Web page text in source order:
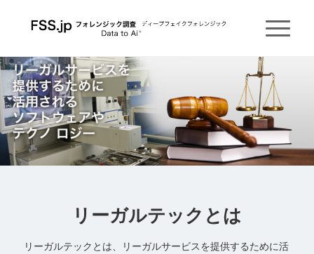
リーガルテックとは
リーガルテックとは、リーガルサービスを提供するために活